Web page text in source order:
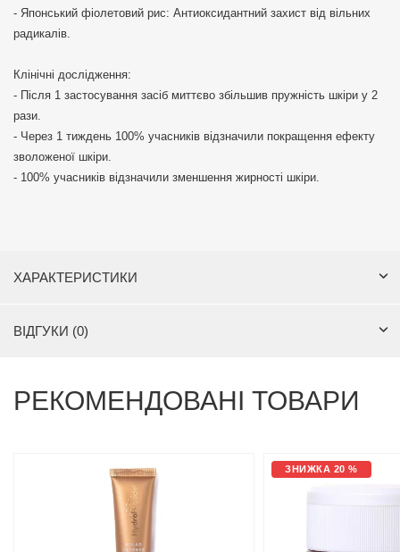
- Японський фіолетовий рис: Антиоксидантний захист від вільних
радикалів.
Клінічні дослідження:
- Після 1 застосування засіб миттєво збільшив пружність шкіри у 2
рази.
- Через 1 тиждень 100% учасників відзначили покращення ефекту
зволоженої шкіри.
- 100% учасників відзначили зменшення жирності шкіри.
ХАРАКТЕРИСТИКИ
ВІДГУКИ (0)
РЕКОМЕНДОВАНІ ТОВАРИ
ЗНИЖКА 20 %